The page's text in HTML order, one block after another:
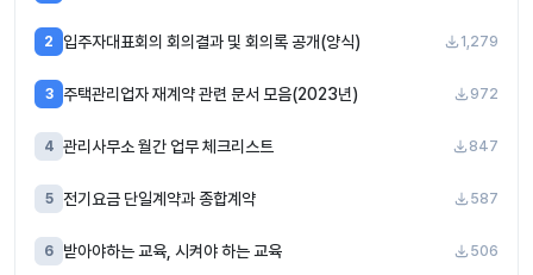
2 입주자대표회의 회의결과 및 회의록 공개(양식) 1,279
3 주택관리업자 재계약 관련 문서 모음(2023년) 972
4 관리사무소 월간 업무 체크리스트 847
5 전기요금 단일계약과 종합계약 587
6 받아야하는 교육, 시켜야 하는 교육 506